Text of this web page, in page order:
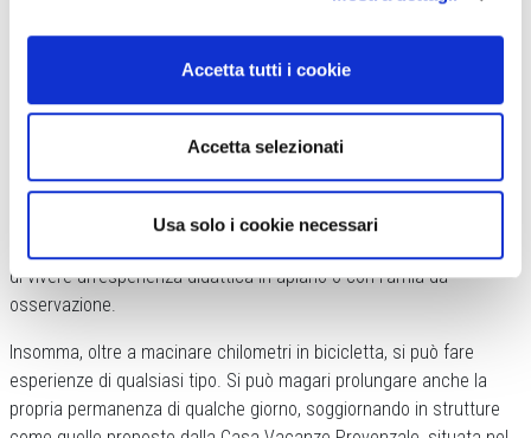
Accetta tutti i cookie
Accetta selezionati
Usa solo i cookie necessari
SAPORI E COSTUMI
parcheggiare il proprio mezzo per poter gustare diverse tipologie di
miele, barrette energetiche ad hoc e altre leccornie. Si trova in
di vivere un’esperienza didattica in apiario o con l’arnia da
osservazione.
Insomma, oltre a macinare chilometri in bicicletta, si può fare
esperienze di qualsiasi tipo. Si può magari prolungare anche la
propria permanenza di qualche giorno, soggiornando in strutture